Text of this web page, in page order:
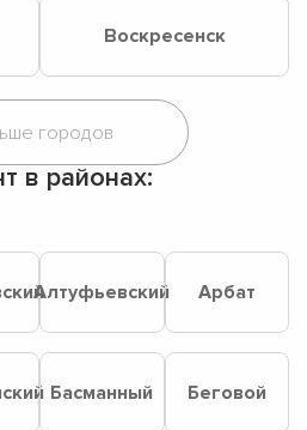
Воскресенск
в районах:
Алтуфьевский Арбат
Басманный Беговой